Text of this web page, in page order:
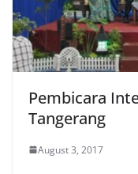
Pembicara
Tangerang
August 3, 2017